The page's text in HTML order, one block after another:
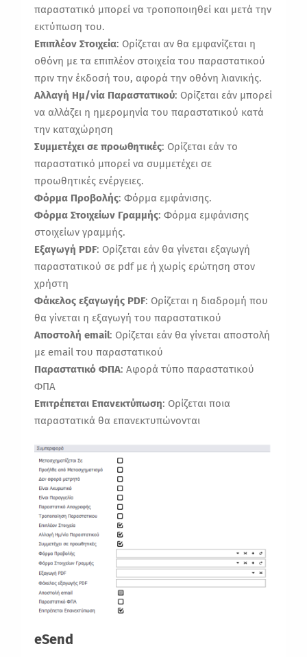
παραστατικό μπορεί να τροποποιηθεί και μετά την
εκτύπωση του.
Επιπλέον Στοιχεία: Ορίζεται αν θα εμφανίζεται η
οθόνη με τα επιπλέον στοιχεία του παραστατικού
πριν την έκδοσή του, αφορά την οθόνη λιανικής.
Αλλαγή Ημ/νία Παραστατικού: Ορίζεται εάν μπορεί
να αλλάζει η ημερομηνία του παραστατικού κατά
την καταχώρηση
Συμμετέχει σε προωθητικές: Ορίζεται εάν το
παραστατικό μπορεί να συμμετέχει σε
προωθητικές ενέργειες.
Φόρμα Προβολής: Φόρμα εμφάνισης.
Φόρμα Στοιχείων Γραμμής: Φόρμα εμφάνισης
στοιχείων γραμμής.
Εξαγωγή PDF: Ορίζεται εάν θα γίνεται εξαγωγή
παραστατικού σε pdf με ή χωρίς ερώτηση στον
χρήστη
Φάκελος εξαγωγής PDF: Ορίζεται η διαδρομή που
θα γίνεται η εξαγωγή του παραστατικού
Αποστολή email: Ορίζεται εάν θα γίνεται αποστολή
με email του παραστατικού
Παραστατικό ΦΠΑ: Αφορά τύπο παραστατικού
ΦΠΑ
Επιτρέπεται Επανεκτύπωση: Ορίζεται ποια
παραστατικά θα επανεκτυπώνονται
eSend